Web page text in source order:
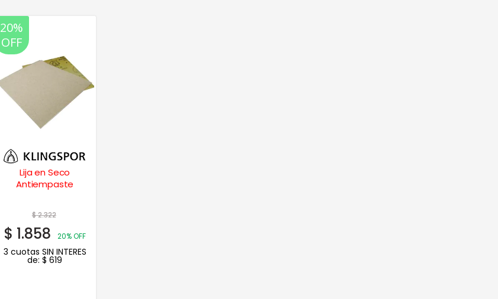
20%
OFF
Lija en Seco
Antiempaste
$2.322
$ 1.858 20% OFF
3 cuotas SIN INTERES
de:$ 619